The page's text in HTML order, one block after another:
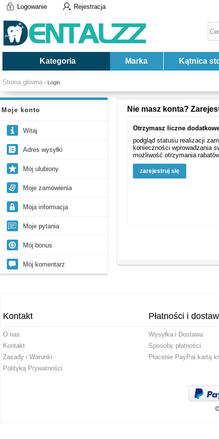
Logowanie Rejestracja
Kategoria Marka Kątnica
Strona główna - Login
Moje konto
Witaj
Adres wysyłki
Mój ulubiony
Moje zamówienia
Moja informacja
Moje pytania
Mój bonus
Mój komentarz
Nie masz konta?
Otrzymasz liczne
podgląd statusu realizacji
konieczności wprowadzania
możliwość otrzymania
zarejestruj się
Kontakt
O nas
Kontakt
Zasady i Warunki
Polityką Prywatności
Płatności i
Wysyłka i Dostawa
Sposoby płatności
Płacenie PayPal kartą